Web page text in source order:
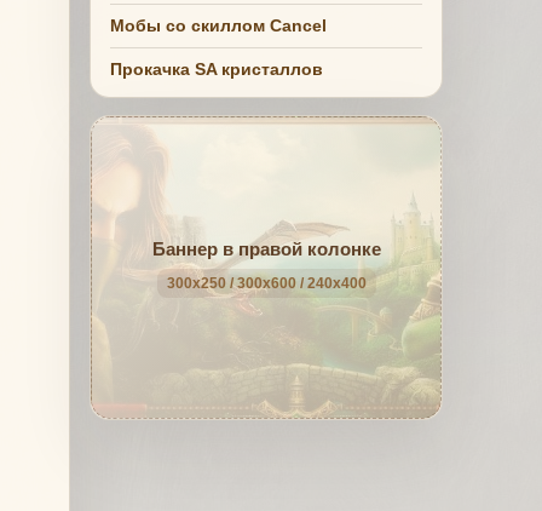
Мобы со скиллом Cancel
Прокачка SA кристаллов
Баннер в правой колонке
300x250 / 300x600 / 240x400